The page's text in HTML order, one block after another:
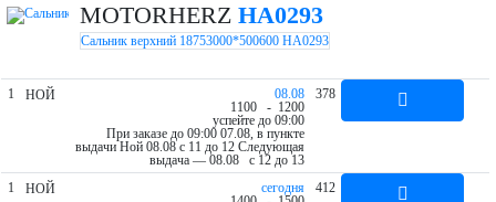
MOTORHERZ HA0293
Сальник верхний 18753000*500600 HA0293
1 НОЙ
08.08
1100 - 1200
успейте до 09:00
При заказе до 09:00 07.08, в пункте
выдачи Ной 08.08 c 11 до 12 Следующая
выдача — 08.08 c 12 до 13
378
1 НОЙ
cегодня
412